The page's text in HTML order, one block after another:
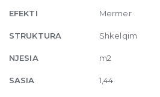
EFEKTI Mermer
STRUKTURA Shkelqim
NJESIA m2
SASIA 1,44